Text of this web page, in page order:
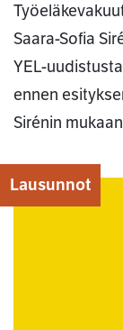
Saara-Sofia
YEL-
ennen
Sirénin
Lausunnot